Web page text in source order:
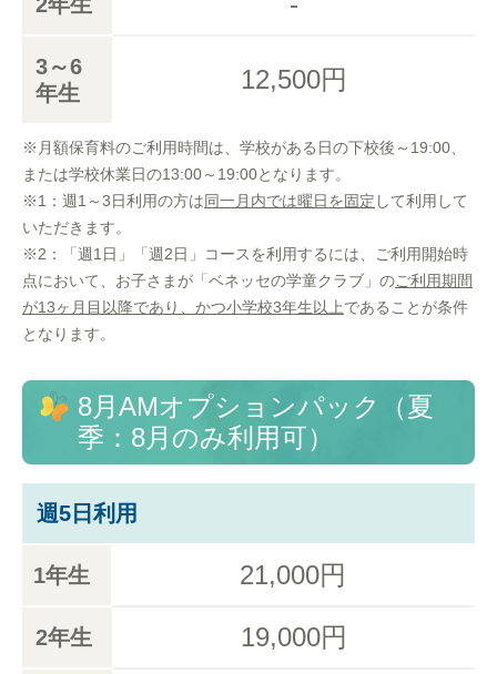
2年生
3～6
年生
12,500円
※月額保育料のご利用時間は、学校がある日の下校後～19:00、
または学校休業日の13:00～19:00となります。
※1：週1～3日利用の方は同一月内では曜日を固定 して利用して
いただきます。
※2：「週1日」「週2日」コースを利用するには、ご利用開始時
点において、お子さまが「ベネッセの学童クラブ」のご利用期間
が13ヶ月目以降であり、かつ小学校3年生以上であることが条件
となります。
8月AMオプションパック（夏
季：8月のみ利用可）
週5日利用
1年生 21,000円
2年生 19,000円